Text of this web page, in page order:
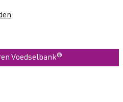
Voedselbank®